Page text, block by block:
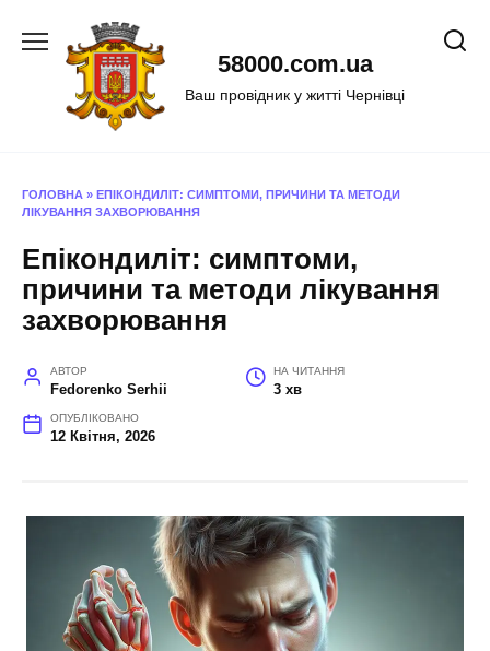
58000.com.ua
Ваш провідник у житті Чернівці
ГОЛОВНА » ЕПІКОНДИЛІТ: СИМПТОМИ, ПРИЧИНИ ТА МЕТОДИ
ЛІКУВАННЯ ЗАХВОРЮВАННЯ
Епікондиліт: симптоми,
причини та методи лікування
захворювання
АВТОР
Fedorenko Serhii
НА ЧИТАННЯ
3 хв
ОПУБЛІКОВАНО
12 Квітня, 2026